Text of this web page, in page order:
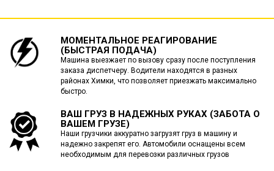
МОМЕНТАЛЬНОЕ РЕАГИРОВАНИЕ
(БЫСТРАЯ ПОДАЧА)
Машина выезжает по вызову сразу после поступления
заказа диспетчеру. Водители находятся в разных
районах Химки, что позволяет приезжать максимально
быстро.
ВАШ ГРУЗ В НАДЕЖНЫХ РУКАХ (ЗАБОТА О
ВАШЕМ ГРУЗЕ)
Наши грузчики аккуратно загрузят груз в машину и
надежно закрепят его. Автомобили оснащены всем
необходимым для перевозки различных грузов